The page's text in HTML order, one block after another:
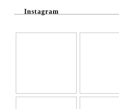
Instagram